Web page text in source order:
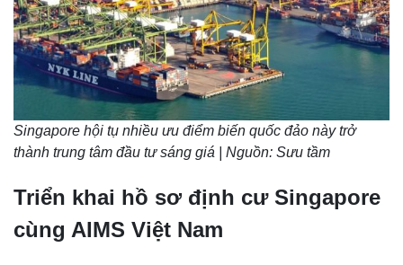
Singapore hội tụ nhiều ưu điểm biến quốc đảo này trở
thành trung tâm đầu tư sáng giá | Nguồn: Sưu tầm
Triển khai hồ sơ định cư Singapore
cùng AIMS Việt Nam